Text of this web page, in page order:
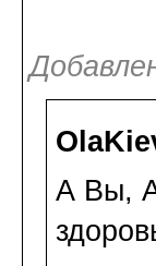
А Вы,